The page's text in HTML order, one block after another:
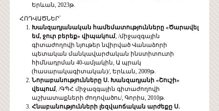
Երևան, 2023թ.
ՀՈԴՎԱԾՆԵՐ՝
Խանզադյանական համեմատությունները «Ծարավել
եմ, ջուր բերեք» վիպակում, /միջազգային
գիտաժողովի նյութեր նվիրված Վանաձորի
պետական մանկավարժական ինստիտուտի
հիմնադրման 40-ամյակին, Ա պրակ
(հասարակագիտական)/, Երևան, 2009թ.
Նորաբանությունները Ս. Խանզադյանի «Շուշի»
վեպում, /ԳՊՀ միջազգային գիտաժողովի
աշխատաքների ժողովածու/, Գորիս, 2010թ.
Հնաբանությունների լեզվաոճական արժեքը Ս.